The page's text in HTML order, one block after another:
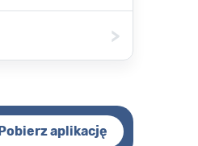
>
Pobierz aplikację